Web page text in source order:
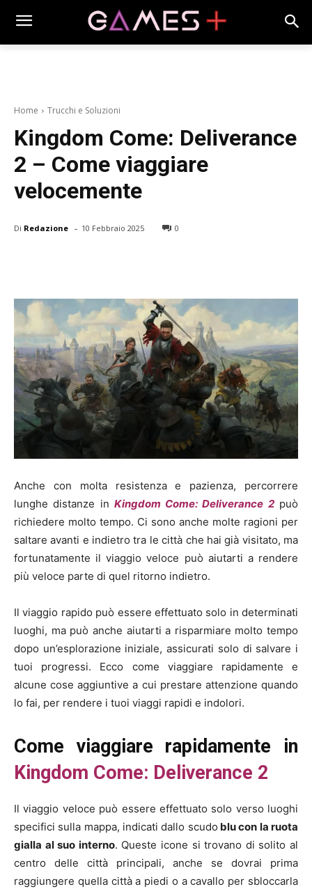
Home Trucchi e Soluzioni
Kingdom Come: Deliverance
2 – Come viaggiare
velocemente
Di Redazione - 10 Febbraio 2025 0
Anche con molta resistenza e pazienza, percorrere
lunghe distanze in Kingdom Come: Deliverance 2può
richiedere molto tempo. Ci sono anche molte ragioni per
saltare avanti e indietro tra le città che hai già visitato, ma
fortunatamente il viaggio veloce può aiutarti a rendere
più veloce parte di quel ritorno indietro.
Il viaggio rapido può essere effettuato solo in determinati
luoghi, ma può anche aiutarti a risparmiare molto tempo
dopo un’esplorazione iniziale, assicurati solo di salvare i
tuoi progressi. Ecco come viaggiare rapidamente e
alcune cose aggiuntive a cui prestare attenzione quando
lo fai, per rendere i tuoi viaggi rapidi e indolori.
Come viaggiare rapidamente in
Kingdom Come: Deliverance 2
Il viaggio veloce può essere effettuato solo verso luoghi
specifici sulla mappa, indicati dallo scudo blu con la ruota
gialla al suo interno. Queste icone si trovano di solito al
centro delle città principali, anche se dovrai prima
raggiungere quella città a piedi o a cavallo per sbloccarla